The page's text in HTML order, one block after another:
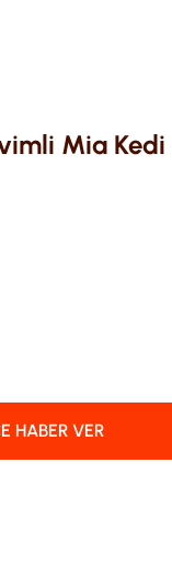
Mia Kedi
HABER VER